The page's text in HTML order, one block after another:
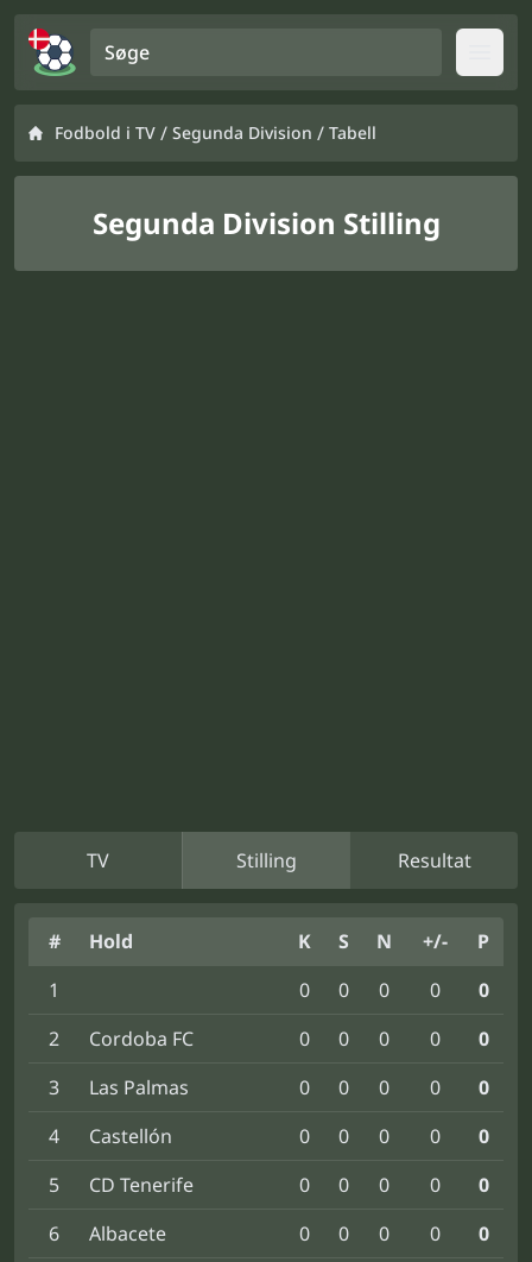
Fodbold i TV / Segunda Division / Tabell
Segunda Division Stilling
TV Stilling Resultat
# Hold K S N +/-
P
1
0 0 0 0
0
2
Cordoba FC 0 0 0 0
0
3
Las Palmas 0 0 0 0
0
4
Castellón 0 0 0 0
0
5
CD Tenerife 0 0 0 0
0
6
Albacete 0 0 0 0
0